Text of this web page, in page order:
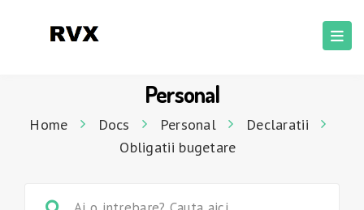
Personal
Home Docs Personal
Declaratii
Obligatii bugetare